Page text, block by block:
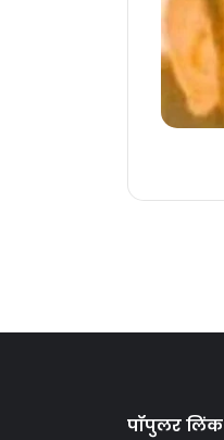
पॉपुलर लिंक